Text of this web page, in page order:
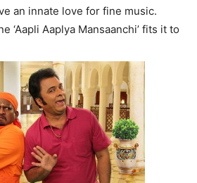
an innate love for fine music.
‘Aapli Aaplya Mansaanchi’ fits it to